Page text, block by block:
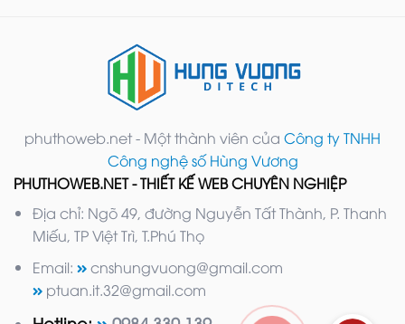
phuthoweb.net - Một thành viên của Công ty TNHH
Công nghệ số Hùng Vương
PHUTHOWEB.NET - THIẾT KẾ WEB CHUYÊN NGHIỆP
Địa chỉ: Ngõ 49, đường Nguyễn Tất Thành, P. Thanh
Miếu, TP Việt Trì, T.Phú Thọ
Email:
cnshungvuong@gmail.com
ptuan.it.32@gmail.com